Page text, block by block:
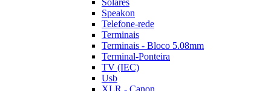
Solares
Speakon
Telefone-rede
Terminais
Terminais - Bloco 5.08mm
Terminal-Ponteira
TV (IEC)
Usb
XLR - Canon